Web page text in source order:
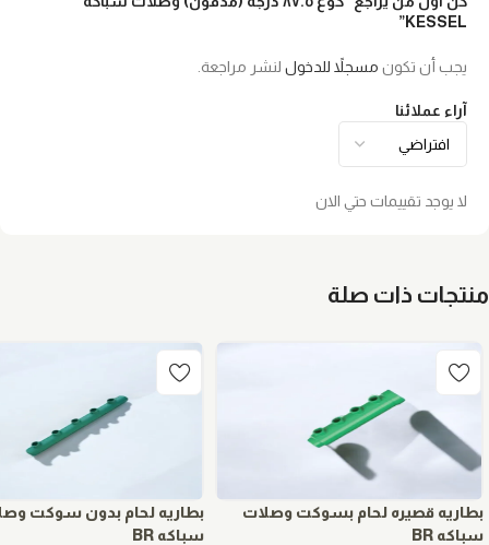
آراء عملائنا
لا يوجد تقييمات حتي الان
KESSEL”
يجب أن تكون مسجلاً للدخول لنشر مراجعة.
منتجات ذات صلة
بطاريه قصيره لحام بسوكت وصلات
سباكه BR
بطاريه لحام بدون سوكت
سباكه BR